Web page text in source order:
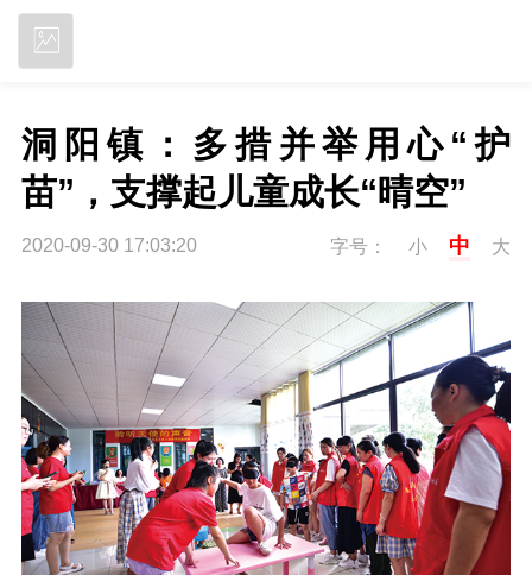
洞阳镇：多措并举用心“护
苗”，支撑起儿童成长“晴空”
2020-09-30 17:03:20 字号： 小 中 大